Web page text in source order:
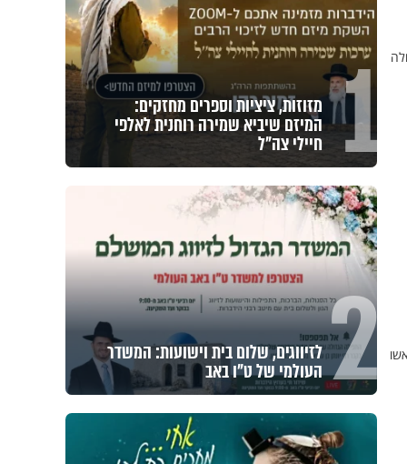
1 מזוזות, ציציות וספרים מחזקים:
המיזם שיביא שמירה רוחנית לאלפי
חיילי צה"ל
2 לזיווגים, שלום בית וישועות: המשדר
העולמי של ט"ו באב